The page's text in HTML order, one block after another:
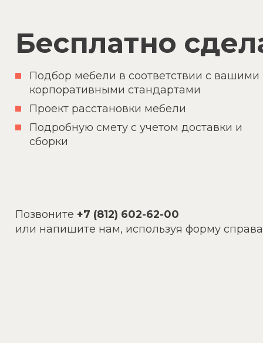
Бесплатно
Подбор мебели в соответствии с вашими
корпоративными стандартами
Проект расстановки мебели
Подробную смету с учетом доставки и
сборки
Позвоните +7 (812) 602-62-00
или напишите нам, используя форму справа